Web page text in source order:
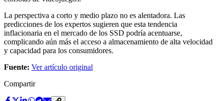
La perspectiva a corto y medio plazo no es alentadora. Las
predicciones de los expertos sugieren que esta tendencia
inflacionaria en el mercado de los SSD podría acentuarse,
complicando aún más el acceso a almacenamiento de alta velocidad
y capacidad para los consumidores.
Fuente: Ver artículo original
Compartir